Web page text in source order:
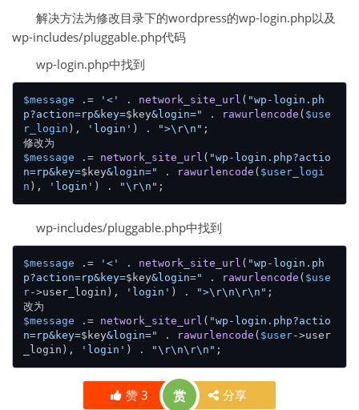
解决方法为修改目录下的wordpress的wp-login.php以及
wp-includes/pluggable.php代码
wp-login.php中找到
$message .= '<' . network_site_url ( "wp-login.ph
p?action=rp&key=$key&login=" . rawurlencode ( $use
r_login ), 'login' ) . ">\r\n" ;
$message .= network_site_url ( "wp-login.php?actio
n=rp&key=$key&login=" . rawurlencode ( $user_logi
n ), 'login' ) . "\r\n"
wp-includes/pluggable.php中找到
$message .= '<' . network_site_url ( "wp-login.ph
p?action=rp&key=$key&login=" . rawurlencode ( $use
r->user_login), 'login' ) . ">\r\n\r\n" ;
$message .= network_site_url ( "wp-login.php?actio
n=rp&key=$key&login=" . rawurlencode ( $user->user
_login),
'login' ) . "\r\n\r\n"
赞 3 赏 分享